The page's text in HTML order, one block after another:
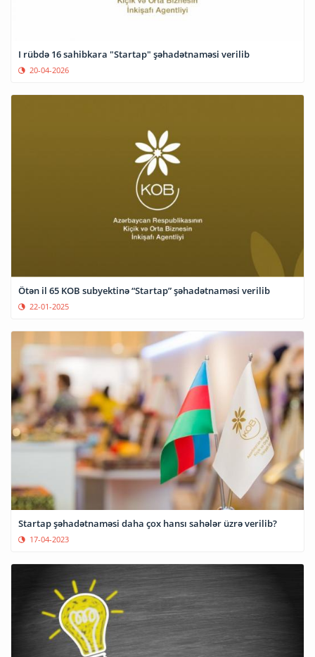
I rübdə 16 sahibkara "Startap" şəhadətnaməsi verilib
20-04-2026
Ötən il 65 KOB subyektinə “Startap” şəhadətnaməsi verilib
22-01-2025
Startap şəhadətnaməsi daha çox hansı sahələr üzrə verilib?
17-04-2023